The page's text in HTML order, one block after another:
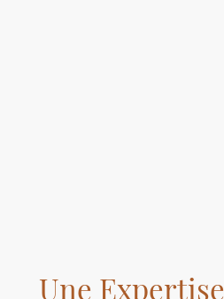
Une Expertise